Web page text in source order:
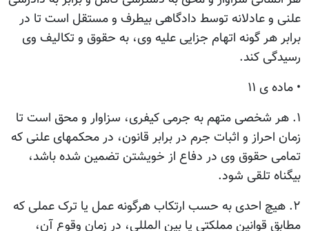
علنی و عادلانه توسط دادگاهی بیطرف و مستقل است تا در
برابر هر گونه اتهام جزایی علیه وی، به حقوق و تکالیف وی
رسیدگی کند.
• ماده ی ۱۱
۱. هر شخصی متهم به جرمی کیفری، سزاوار و محق است تا
زمان احراز و اثبات جرم در برابر قانون، در محکمهای علنی که
تمامی حقوق وی در دفاع از خویشتن تضمین شده باشد،
بیگناه تلقی شود.
۲. هیچ احدی به حسب ارتکاب هرگونه عمل یا ترک عملی که
مطابق قوانین مملکتی یا بین المللی، در زمان وقوع آن،